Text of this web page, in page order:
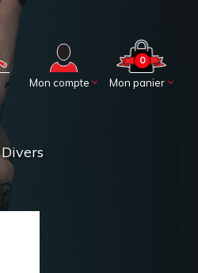
Mon panier
0
Mon compte
Divers